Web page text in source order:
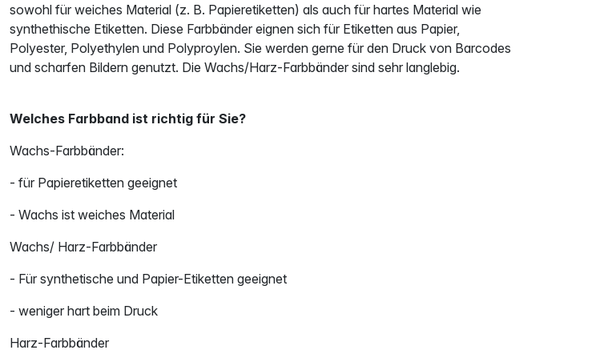
sowohl für weiches Material (z. B. Papieretiketten) als auch für hartes Material wie
synthethische Etiketten. Diese Farbbänder eignen sich für Etiketten aus Papier,
Polyester, Polyethylen und Polyproylen. Sie werden gerne für den Druck von Barcodes
und scharfen Bildern genutzt. Die Wachs/Harz-Farbbänder sind sehr langlebig.
Welches Farbband ist richtig für Sie?
Wachs-Farbbänder:
- für Papieretiketten geeignet
- Wachs ist weiches Material
Wachs/ Harz-Farbbänder
- Für synthetische und Papier-Etiketten geeignet
- weniger hart beim Druck
Harz-Farbbänder